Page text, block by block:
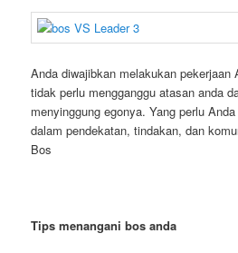
Anda diwajibkan melakukan pekerjaan
tidak perlu mengganggu atasan anda
menyinggung egonya. Yang perlu
dalam pendekatan, tindakan, dan
Bos
Tips menangani bos anda